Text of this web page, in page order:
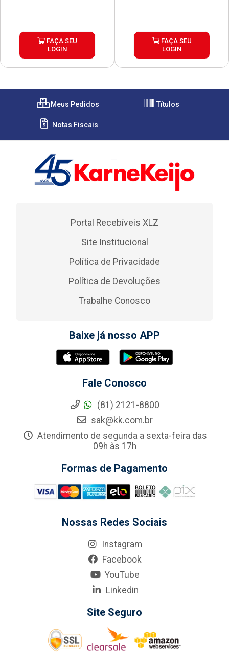
FAÇA SEU
LOGIN
FAÇA SEU
LOGIN
Meus Pedidos Títulos
Notas Fiscais
Portal Recebíveis XLZ
Site Institucional
Política de Privacidade
Política de Devoluções
Trabalhe Conosco
Baixe já nosso APP
Fale Conosco
(81) 2121-8800
sak@kk.com.br
Atendimento de segunda a sexta-feira das
09h às 17h
Formas de Pagamento
Nossas Redes Sociais
Instagram
Facebook
YouTube
Linkedin
Site Seguro